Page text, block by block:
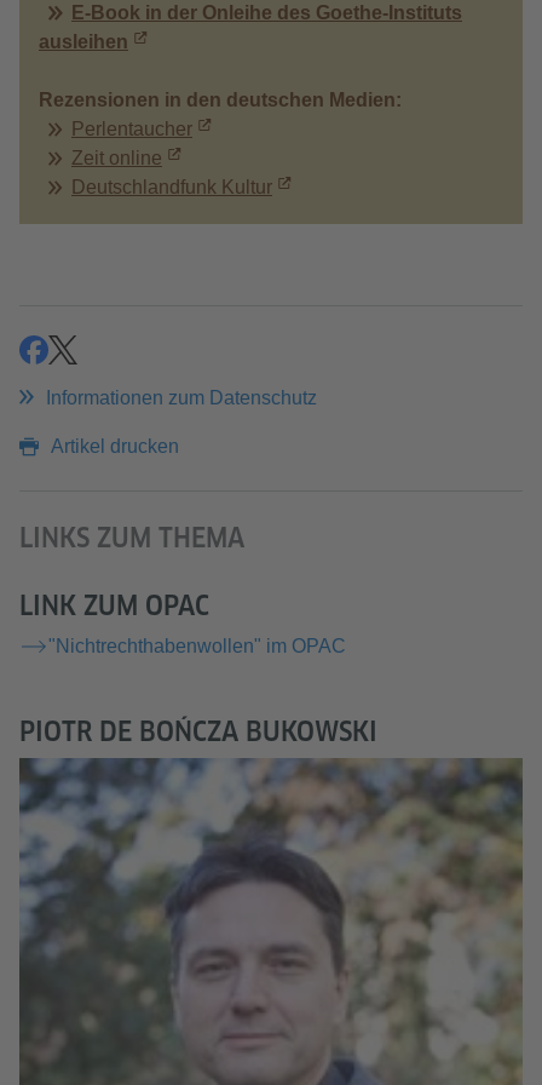
E-Book in der Onleihe des Goethe-Instituts
ausleihen
Rezensionen in den deutschen Medien:
Perlentaucher
Zeit online
Deutschlandfunk Kultur
teilenteilen
Informationen zum Datenschutz
Artikel drucken
LINKS ZUM THEMA
LINK ZUM OPAC
"Nichtrechthabenwollen" im OPAC
PIOTR DE BOŃCZA BUKOWSKI